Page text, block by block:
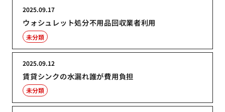
ウォシュレット処分不用品回収業者利用
2025.09.17
未分類
賃貸シンクの水漏れ誰が費用負担
2025.09.12
未分類